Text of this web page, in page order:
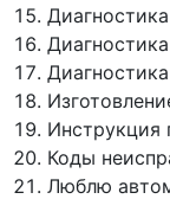
Инструкция
Коды
Люблю